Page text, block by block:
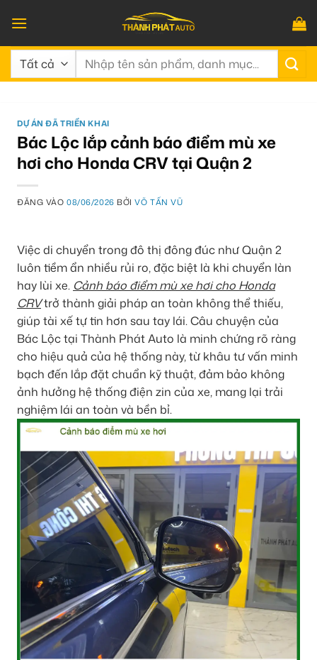
qua
nội
dung
Tìm
DỰ ÁN ĐÃ TRIỂN KHAI
Bác Lộc lắp cảnh báo điểm mù xe
hơi cho Honda CRV tại Quận 2
ĐĂNG VÀO08/06/2026 BỞIVÕ TẤN VŨ
Việc di chuyển trong đô thị đông đúc như Quận 2
luôn tiềm ẩn nhiều rủi ro, đặc biệt là khi chuyển làn
hay lùi xe. Cảnh báo điểm mù xe hơi cho Honda
CRVtrở thành giải pháp an toàn không thể thiếu,
giúp tài xế tự tin hơn sau tay lái. Câu chuyện của
Bác Lộc tại Thành Phát Auto là minh chứng rõ ràng
cho hiệu quả của hệ thống này, từ khâu tư vấn minh
bạch đến lắp đặt chuẩn kỹ thuật, đảm bảo không
ảnh hưởng hệ thống điện zin của xe, mang lại trải
nghiệm lái an toàn và bền bỉ.